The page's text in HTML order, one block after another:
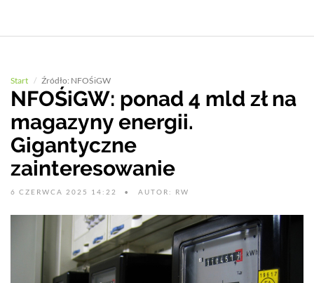
Start Źródło: NFOŚiGW
NFOŚiGW: ponad 4 mld zł na
magazyny energii.
Gigantyczne
zainteresowanie
6 CZERWCA 2025 14:22 AUTOR: RW